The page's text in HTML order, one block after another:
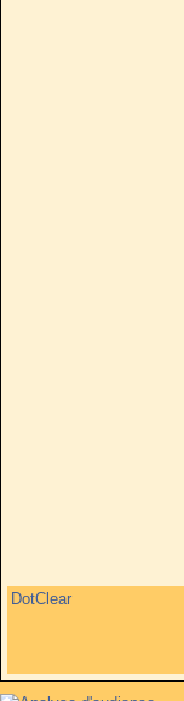
DotClear